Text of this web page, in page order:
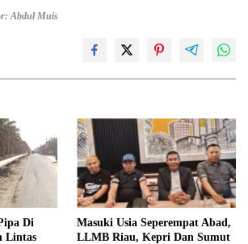
Abdul Muis
Di
Lintas
Masuki Usia Seperempat Abad,
LLMB Riau, Kepri Dan Sumut